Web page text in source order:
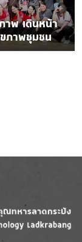
พ เดินหน้า
ภาพชุมชน